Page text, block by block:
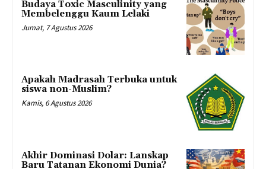
Budaya Toxic Masculinity yang
Membelenggu Kaum Lelaki
Jumat, 7 Agustus 2026
Apakah Madrasah Terbuka untuk
siswa non-Muslim?
Kamis, 6 Agustus 2026
Akhir Dominasi Dolar: Lanskap
Baru Tatanan Ekonomi Dunia?